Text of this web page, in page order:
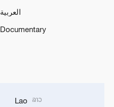
العربية
Documentary
Lao ລາວ